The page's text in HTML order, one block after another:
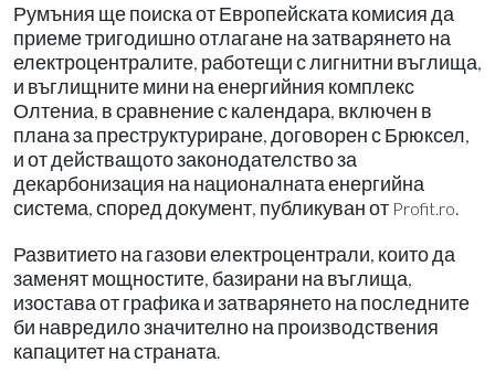
Румъния ще поиска от Европейската комисия да
приеме тригодишно отлагане на затварянето на
електроцентралите, работещи с лигнитни въглища,
и въглищните мини на енергийния комплекс
Олтениа, в сравнение с календара, включен в
плана за преструктуриране, договорен с Брюксел,
и от действащото законодателство за
декарбонизация на националната енергийна
система, според документ, публикуван от Profit.ro.
Развитието на газови електроцентрали, които да
заменят мощностите, базирани на въглища,
изостава от графика и затварянето на последните
би навредило значително на производствения
капацитет на страната.